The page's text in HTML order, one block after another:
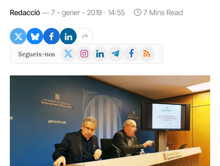
Redacció 7 - gener - 2019 · 14:55 7 Mins Read
Segueix-nos
X
Instagram
LinkedInTelegramFacebook
RSS